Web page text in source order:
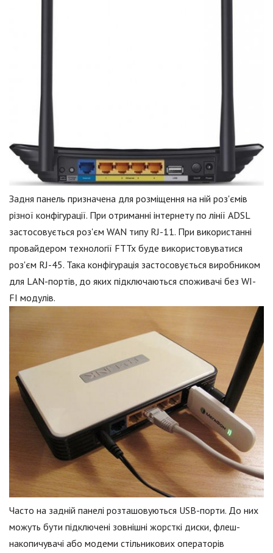
Задня панель призначена для розміщення на ній роз'ємів
різної конфігурації. При отриманні інтернету по лінії ADSL
застосовується роз'єм WAN типу RJ-11. При використанні
провайдером технології FTTx буде використовуватися
роз'єм RJ-45. Така конфігурація застосовується виробником
для LAN-портів, до яких підключаються споживачі без WI-
FI модулів.
Часто на задній панелі розташовуються USB-порти. До них
можуть бути підключені зовнішні жорсткі диски, флеш-
накопичувачі або модеми стільникових операторів